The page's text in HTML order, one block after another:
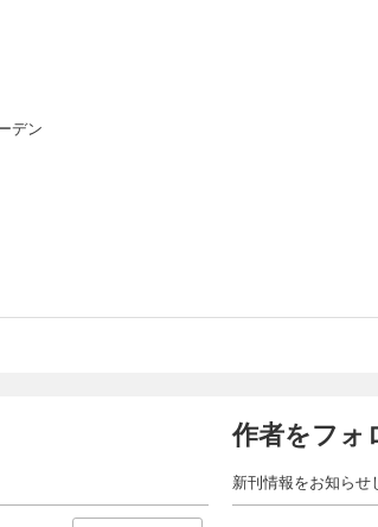
デン
作者をフォ
新刊情報をお知らせ